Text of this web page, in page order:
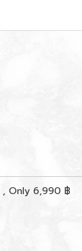
, Only 6,990 ฿